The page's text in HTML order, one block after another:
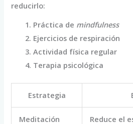
reducirlo:
Práctica de mindfulness
Ejercicios de respiración
Actividad física regular
Terapia psicológica
Estrategia
Meditación Reduce el